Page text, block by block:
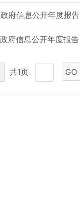
府信息公开年度报告
府信息公开年度报告
共1页 GO